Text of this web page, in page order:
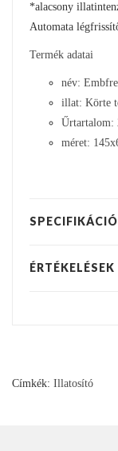
*alacsony
Automata
Termék adatai
név:
illat: Körte
Űrtartalom:
méret:
SPECIFIKÁCIÓ
Címkék: Illatosító